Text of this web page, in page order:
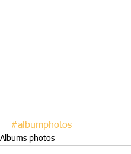
#albumphotos
Albums photos